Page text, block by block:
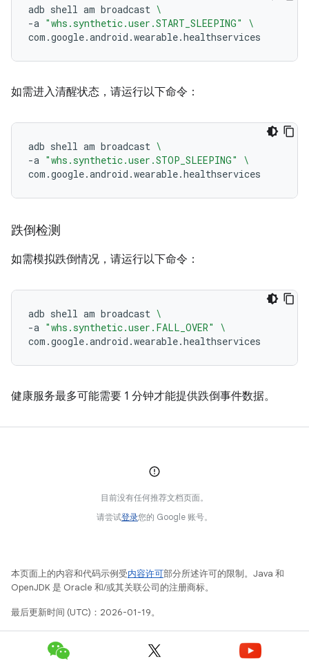
adb shell am broadcast \
-a "whs.synthetic.user.START_SLEEPING"
\
如需进入清醒状态，请运行以下命令：
adb shell am broadcast \
-a "whs.synthetic.user.STOP_SLEEPING"
\
跌倒检测
如需模拟跌倒情况，请运行以下命令：
adb shell am broadcast \
-a "whs.synthetic.user.FALL_OVER"
\
健康服务最多可能需要 1 分钟才能提供跌倒事件数据。
目前没有任何推荐文档页面。
请尝试登录您的 Google 账号。
本页面上的内容和代码示例受内容许可部分所述许可的限制。Java 和
OpenJDK 是 Oracle 和/或其关联公司的注册商标。
最后更新时间 (UTC)：2026-01-19。